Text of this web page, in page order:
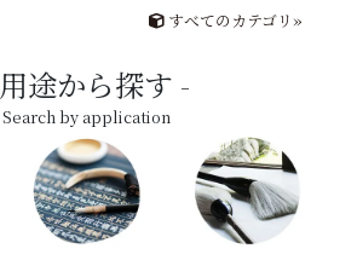
すべてのカテゴリ»
用途から探す
Search by application